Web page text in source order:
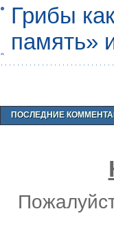
Грибы
память»
ПОСЛЕДНИЕ